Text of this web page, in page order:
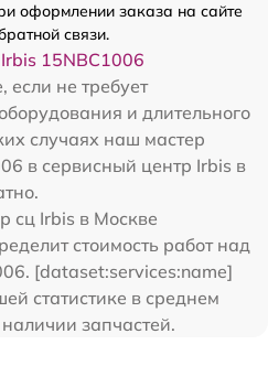
оформлении заказа на сайте
связи.
15NBC1006
если не требует
и длительного
случаях наш мастер
в сервисный центр Irbis в
сц Irbis в Москве
стоимость работ над
[dataset:services:name]
статистике в среднем
запчастей.